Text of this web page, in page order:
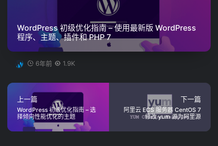
WordPress 初级优化指南 – 使用最新版 WordPress
程序、主题、插件和 PHP 7
6年前 1.9K
上一篇
WordPress 初级优化指南 – 选
择倾向性能优化的主题
下一篇
阿里云 ECS 服务器 CentOS 7
修改 yum 源为阿里源